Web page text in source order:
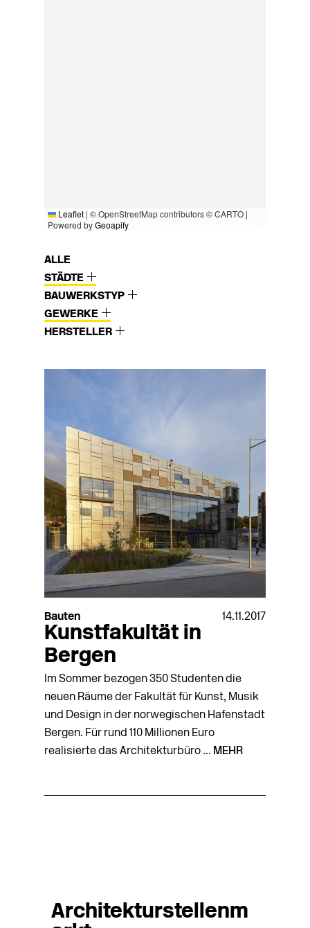
Leaflet | © OpenStreetMap contributors © CARTO |
Powered byGeoapify
ALLE
STÄDTE
BAUWERKSTYP
GEWERKE
HERSTELLER
Bauten 14.11.2017
Kunstfakultät in
Bergen
Im Sommer bezogen 350 Studenten die
neuen Räume der Fakultät für Kunst, Musik
und Design in der norwegischen Hafenstadt
Bergen. Für rund 110 Millionen Euro
realisierte das Architekturbüro ... MEHR
Architekturstellenm